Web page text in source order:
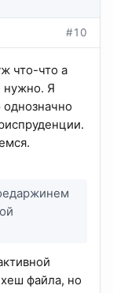
#10
что-что а
нужно. Я
файла, но